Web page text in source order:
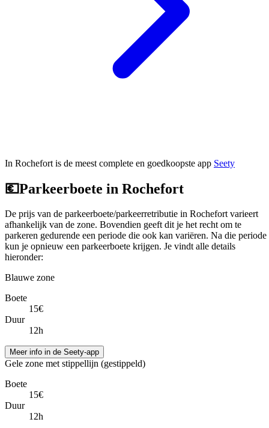
In Rochefort is de meest complete en goedkoopste app Seety
💶Parkeerboete in Rochefort
De prijs van de parkeerboete/parkeerretributie in Rochefort varieert
afhankelijk van de zone. Bovendien geeft dit je het recht om te
parkeren gedurende een periode die ook kan variëren. Na die periode
kun je opnieuw een parkeerboete krijgen. Je vindt alle details
hieronder:
Blauwe zone
Boete
15€
Duur
12h
Meer info in de Seety-app
Gele zone met stippellijn (gestippeld)
Boete
15€
Duur
12h